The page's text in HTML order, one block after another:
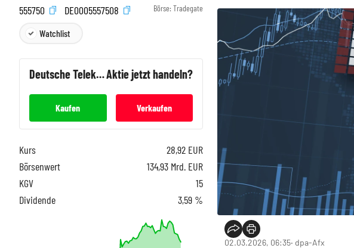
02.03.2026, 06:35‧ dpa-Afx
555750
DE0005557508 Börse: Tradegate
Watchlist
Deutsche TelekomAktie jetzt handeln?
Kaufen Verkaufen
Kurs 28,92 EUR
Börsenwert
134,93 Mrd. EUR
KGV
15
Dividende
3,59 %